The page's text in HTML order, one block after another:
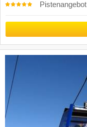
Pistenangebot